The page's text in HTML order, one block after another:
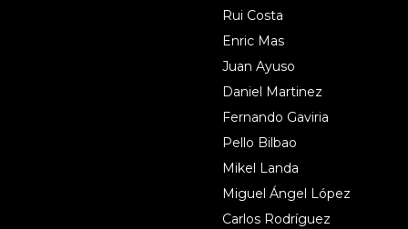
Rui Costa
Enric Mas
Juan Ayuso
Daniel Martinez
Fernando Gaviria
Pello Bilbao
Mikel Landa
Miguel Ángel López
Carlos Rodríguez